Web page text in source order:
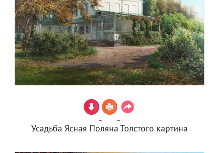
Усадьба Ясная Поляна Толстого картина